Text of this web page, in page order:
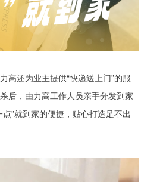
高还为业主提供“快递送上门”的服
后，由力高工作人员亲手分发到家
”就到家的便捷，贴心打造足不出